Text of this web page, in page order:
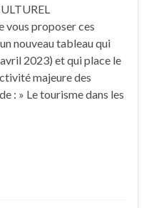
vous proposer ces
nouveau tableau qui
2023) et qui place le
majeure des
: » Le tourisme dans les